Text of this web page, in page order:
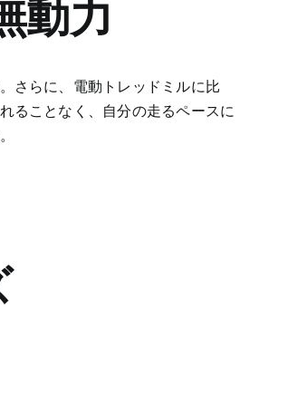
動力
さらに、電動トレッドミルに比
ることなく、自分の走るペースに